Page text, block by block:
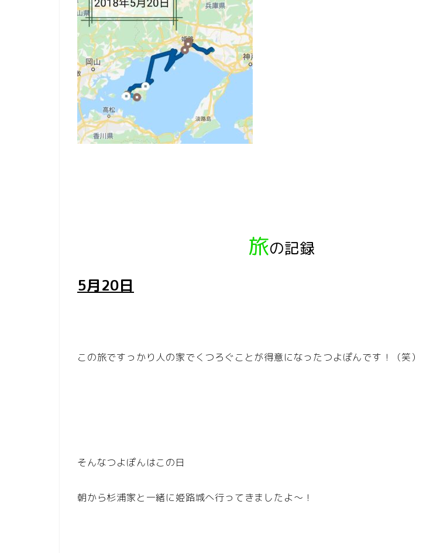
旅の記録
5月20日
この旅ですっかり人の家でくつろぐことが得意になったつよぽんです！（笑）
そんなつよぽんはこの日
朝から杉浦家と一緒に姫路城へ行ってきましたよ～！